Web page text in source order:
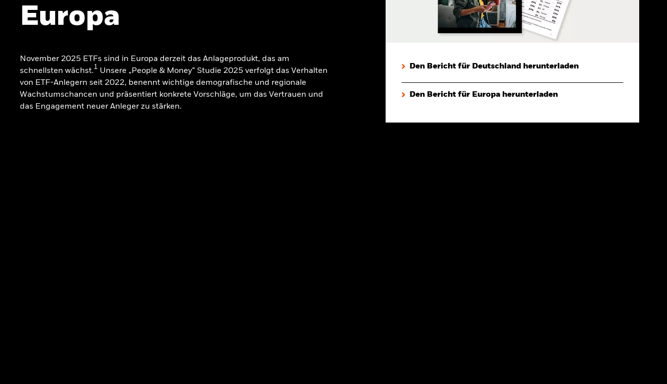
Europa
November 2025 ETFs sind in Europa derzeit das Anlageprodukt, das am
schnellsten wächst.1 Unsere „People & Money“ Studie 2025 verfolgt das Verhalten
von ETF-Anlegern seit 2022, benennt wichtige demografische und regionale
Wachstumschancen und präsentiert konkrete Vorschläge, um das Vertrauen und
das Engagement neuer Anleger zu stärken.
Den Bericht für Deutschland herunterladen
Den Bericht für Europa herunterladen